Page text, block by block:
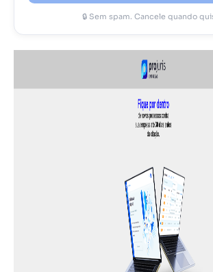
🔒 Sem spam. Cancele quando